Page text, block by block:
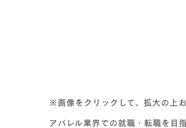
※画像をクリックして、拡大の上
アパレル業界での就職・転職を目